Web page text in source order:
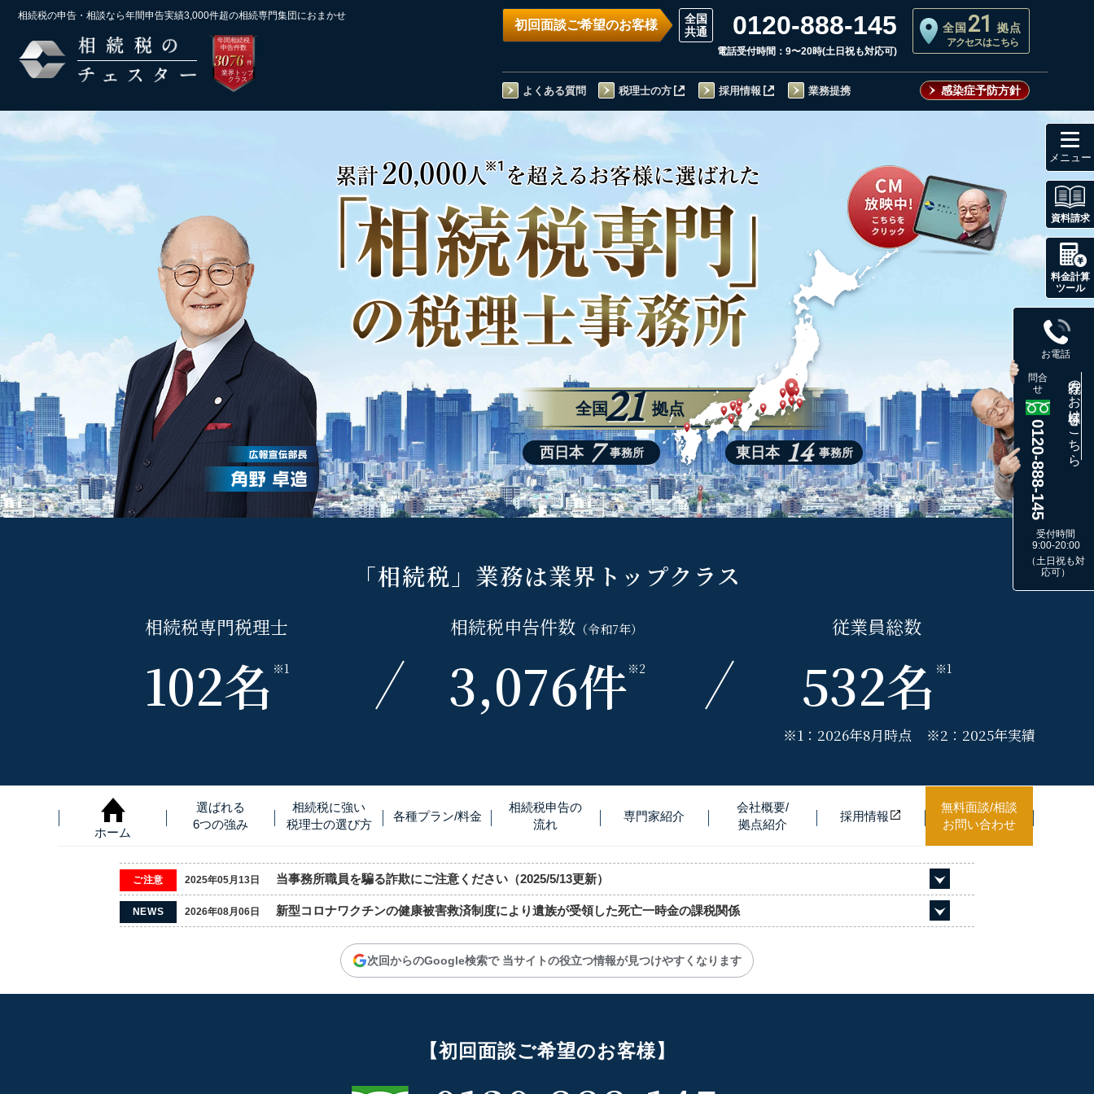
相続税の申告・相談なら年間申告実績3,000件超の相続専門集団におまかせ
年間相続税
申告件数
3076 ※
件
業界トップ
クラス
初回面談ご希望のお客様 0120-888-145
電話受付時間：9〜20時(土日祝も対応可)
全国 21 拠点
アクセスはこちら
よくある質問 税理士の方 採用情報 業務提携 感染症予防方針
全国21 拠点
西日本 7 事務所 東日本 14 事務所
「相続税」業務は業界トップクラス
相続税専門税理士
102名 ※1
相続税申告件数 （令和7年）
3,076件※2
従業員総数
532名 ※1
※1： 2026年8月時点 ※2： 2025年実績
ホーム
選ばれる
6つの強み
相続税に強い
税理士の選び方
各種プラン/料金
相続税申告の
流れ
専門家紹介
会社概要/
拠点紹介
採用情報
無料面談/相談
お問い合わせ
ご注意 2025年05月13日 当事務所職員を騙る詐欺にご注意ください（2025/5/13更新）
NEWS 2026年08月06日 新型コロナワクチンの健康被害救済制度により遺族が受領した死亡一時金の課税関係
次回からのGoogle検索で当サイトの役立つ情報が見つけやすくなります
【初回面談ご希望のお客様】
資料請求
料金計算
ツール
お電話
問合
せ
0120-888-145
既存のお客様はこちら
受付時間
9:00-20:00
（土日祝も対
応可）